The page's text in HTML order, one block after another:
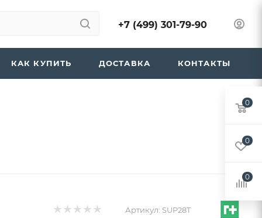
+7 (499) 301-79-90
КАК КУПИТЬ ДОСТАВКА КОНТАКТЫ
Артикул: SUP28T
0
0
0